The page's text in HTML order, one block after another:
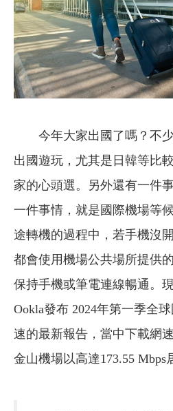
今年大家出國了嗎？不
出國遊玩，尤其是日韓等比
家的心頭選。另外還有一件
一件事情，就是國際機場等
途轉機的過程中，若手機沒
都會使用機場公共場所提供
保持手機或筆電連線暢通。
Ookla發布 2024年第一季全
速的最新報告，當中下載網
金山機場以高達173.55 Mbps